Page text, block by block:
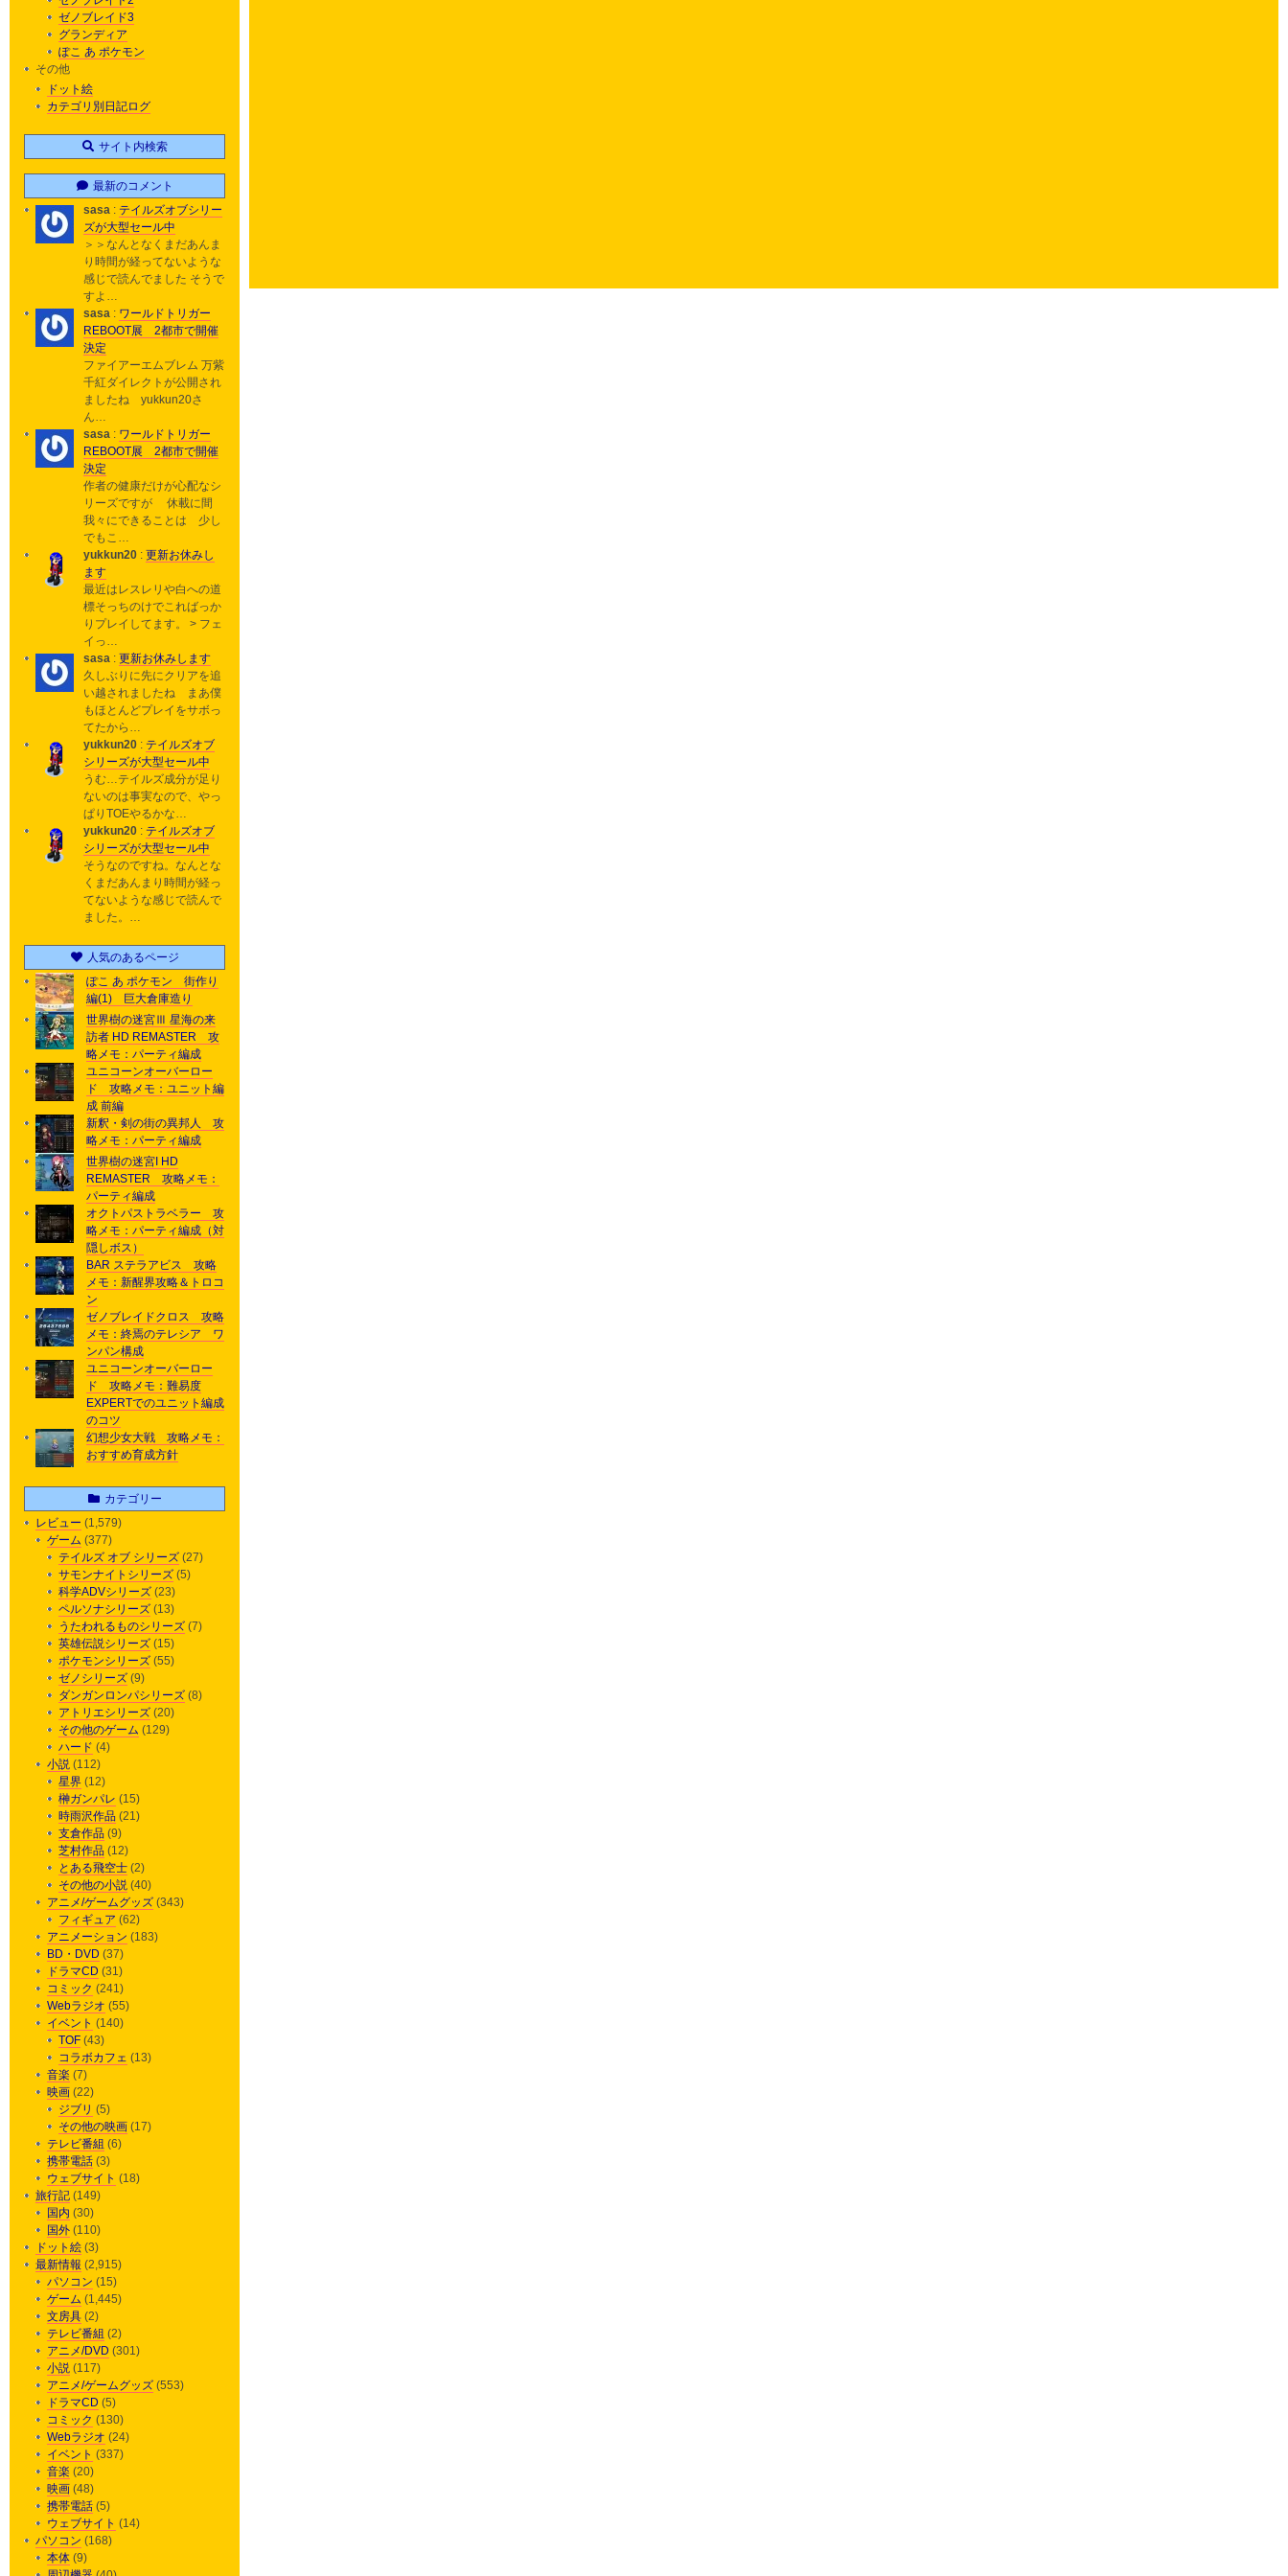
ゼノブレイド3
グランディア
ぽこ あ ポケモン
その他
ドット絵
カテゴリ別日記ログ
サイト内検索
最新のコメント
sasa : テイルズオブシリー
ズが大型セール中
＞＞なんとなくまだあんま
り時間が経ってないような
感じで読んでました そうで
すよ…
sasa : ワールドトリガー
REBOOT展 2都市で開催
決定
ファイアーエムブレム 万紫
千紅ダイレクトが公開され
ましたね yukkun20さ
ん…
sasa : ワールドトリガー
REBOOT展 2都市で開催
決定
作者の健康だけが心配なシ
リーズですが 休載に間
我々にできることは 少し
でもこ…
yukkun20 : 更新お休みし
ます
最近はレスレリや白への道
標そっちのけでこればっか
りプレイしてます。 > フェ
イっ…
sasa : 更新お休みします
久しぶりに先にクリアを追
い越されましたね まあ僕
もほとんどプレイをサボっ
てたから…
yukkun20 : テイルズオブ
シリーズが大型セール中
うむ…テイルズ成分が足り
ないのは事実なので、やっ
ぱりTOEやるかな…
yukkun20 : テイルズオブ
シリーズが大型セール中
そうなのですね。なんとな
くまだあんまり時間が経っ
てないような感じで読んで
ました。…
人気のあるページ
ぽこ あ ポケモン 街作り
編(1) 巨大倉庫造り
世界樹の迷宮Ⅲ 星海の来
訪者 HD REMASTER 攻
略メモ：パーティ編成
ユニコーンオーバーロー
ド 攻略メモ：ユニット編
成 前編
新釈・剣の街の異邦人 攻
略メモ：パーティ編成
世界樹の迷宮I HD
REMASTER 攻略メモ：
パーティ編成
オクトパストラベラー 攻
略メモ：パーティ編成（対
隠しボス）
BAR ステラアビス 攻略
メモ：新醒界攻略＆トロコ
ン
ゼノブレイドクロス 攻略
メモ：終焉のテレシア ワ
ンパン構成
ユニコーンオーバーロー
ド 攻略メモ：難易度
EXPERTでのユニット編成
のコツ
幻想少女大戦 攻略メモ：
おすすめ育成方針
カテゴリー
レビュー (1,579)
ゲーム (377)
テイルズ オブ シリーズ (27)
サモンナイトシリーズ (5)
科学ADVシリーズ (23)
ペルソナシリーズ (13)
うたわれるものシリーズ (7)
英雄伝説シリーズ (15)
ポケモンシリーズ (55)
ゼノシリーズ (9)
ダンガンロンパシリーズ (8)
アトリエシリーズ (20)
その他のゲーム (129)
ハード (4)
小説 (112)
星界 (12)
榊ガンパレ (15)
時雨沢作品 (21)
支倉作品 (9)
芝村作品 (12)
とある飛空士 (2)
その他の小説 (40)
アニメ/ゲームグッズ (343)
フィギュア (62)
アニメーション (183)
BD・DVD (37)
ドラマCD (31)
コミック (241)
Webラジオ (55)
イベント (140)
TOF (43)
コラボカフェ (13)
音楽 (7)
映画 (22)
ジブリ (5)
その他の映画 (17)
テレビ番組 (6)
携帯電話 (3)
ウェブサイト (18)
旅行記 (149)
国内 (30)
国外 (110)
ドット絵 (3)
最新情報 (2,915)
パソコン (15)
ゲーム (1,445)
文房具 (2)
テレビ番組 (2)
アニメ/DVD (301)
小説 (117)
アニメ/ゲームグッズ (553)
ドラマCD (5)
コミック (130)
Webラジオ (24)
イベント (337)
音楽 (20)
映画 (48)
携帯電話 (5)
ウェブサイト (14)
パソコン (168)
本体 (9)